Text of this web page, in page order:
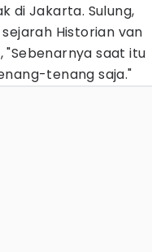
di Jakarta. Sulung,
Historian van
"Sebenarnya saat itu
tenang saja."